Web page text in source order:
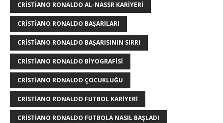
CRISTIANO RONALDO AL-NASSR KARIYERI
CRISTIANO RONALDO BAŞARILARI
CRISTIANO RONALDO BAŞARISININ SIRRI
CRISTIANO RONALDO BIYOGRAFISI
CRISTIANO RONALDO ÇOCUKLUĞU
CRISTIANO RONALDO FUTBOL KARIYERI
CRISTIANO RONALDO FUTBOLA NASIL BAŞLADI